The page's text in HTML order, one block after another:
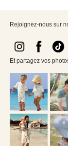
Rejoignez-nous sur
Et partagez vos